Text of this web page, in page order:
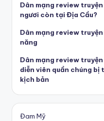
Dân mạng review
ngươi còn tại Địa Cầu?
Dân mạng review
năng
Dân mạng review
diễn viên quần chúng
kịch bản
Đam Mỹ